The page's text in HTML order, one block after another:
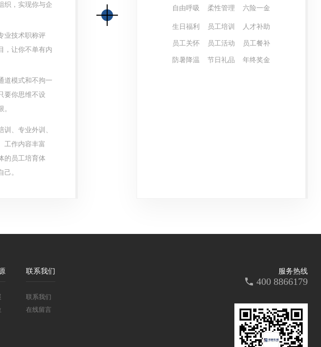
织，实现你与企
业技术职称评
，让你不单有内
道模式和不拘一
要你思维不设
。
训、专业外训、
工作内容丰富
的员工培育体
己。
自由呼吸 柔性管理 六险一金
生日福利 员工培训 人才补助
员工关怀 员工活动 员工餐补
防暑降温 节日礼品 年终奖金
联系我们
联系我们
在线留言
服务热线
400 8866179